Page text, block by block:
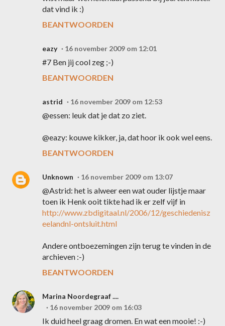
dat vind ik :)
BEANTWOORDEN
eazy 16 november 2009 om 12:01
#7 Ben jij cool zeg ;-)
BEANTWOORDEN
astrid 16 november 2009 om 12:53
@essen: leuk dat je dat zo ziet.
@eazy: kouwe kikker, ja, dat hoor ik ook wel eens.
BEANTWOORDEN
Unknown 16 november 2009 om 13:07
@Astrid: het is alweer een wat ouder lijstje maar
toen ik Henk ooit tikte had ik er zelf vijf in
http://www.zbdigitaal.nl/2006/12/geschiedenisz
eelandnl-ontsluit.html
Andere ontboezemingen zijn terug te vinden in de
archieven :-)
BEANTWOORDEN
Marina Noordegraaf ....
16 november 2009 om 16:03
Ik duid heel graag dromen. En wat een mooie! :-)